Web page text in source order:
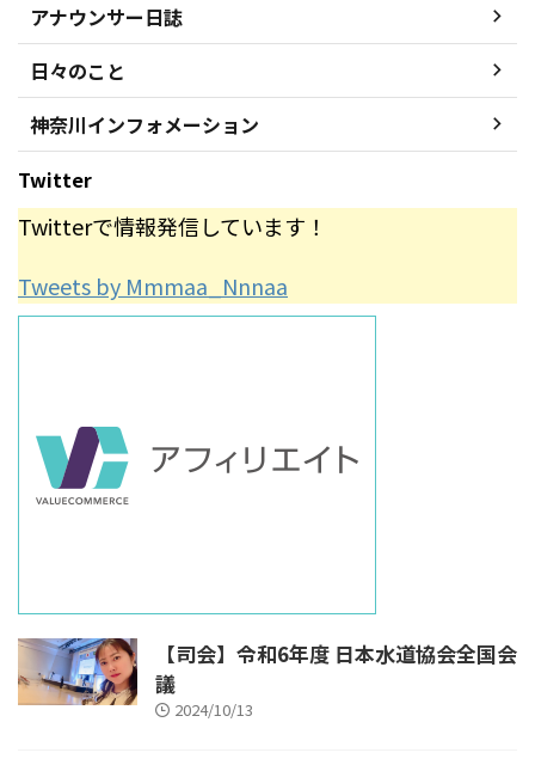
アナウンサー日誌
日々のこと
神奈川インフォメーション
Twitter
Twitterで情報発信しています！
Tweets by Mmmaa_Nnnaa
【司会】令和6年度 日本水道協会全国会
議
2024/10/13